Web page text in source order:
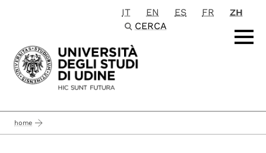
Passa al contenuto principale
IT EN ES FR
ZH
CERCA
home